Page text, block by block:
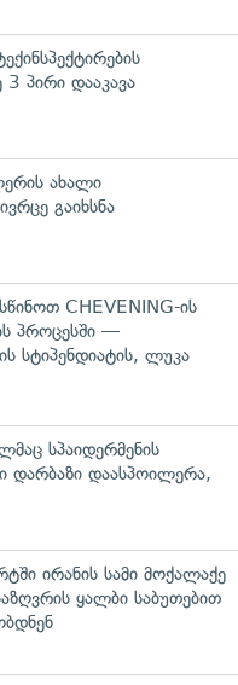
3 პირი დააკავა
ახალი
გაიხსნა
CHEVENING-ის
პროცესში —
სტიპენდიატის, ლუკა
სპაიდერმენის
დარბაზი დაასპოილერა,
ირანის სამი მოქალაქე
ყალბი საბუთებით